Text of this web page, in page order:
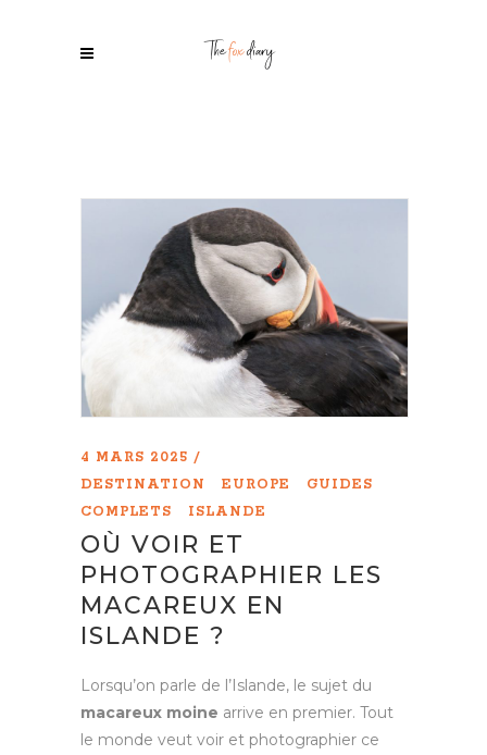
4 MARS 2025
DESTINATION
EUROPE
GUIDES
COMPLETS
ISLANDE
OÙ VOIR ET
PHOTOGRAPHIER LES
MACAREUX EN
ISLANDE ?
Lorsqu’on parle de l’Islande, le sujet du
macareux moine arrive en premier. Tout
le monde veut voir et photographier ce